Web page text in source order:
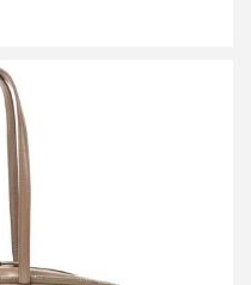
siemen bag ペイントレ
グ